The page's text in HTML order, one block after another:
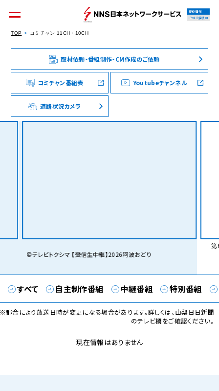
個人のお客様 集合住宅オーナーの方
法人のお客様 料金シミュレーション
接続情報
IPv4で接続中
TOP コミチャン 11CH・10CH
取材依頼・番組制作・CM作成のご依頼
コミチャン番組表 Youtubeチャンネル
道路状況カメラ
©テレビトクシマ 【受信生中継】2026阿波おどり
第
すべて 自主制作番組 中継番組 特別番組
都合により放送日時が変更になる場合があります。詳しくは、山梨日日新聞
のテレビ欄をご確認ください。
現在情報はありません